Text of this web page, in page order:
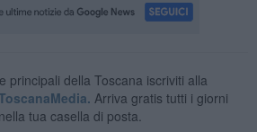
principali della Toscana iscriviti alla
Arriva gratis tutti i giorni
tua casella di posta.